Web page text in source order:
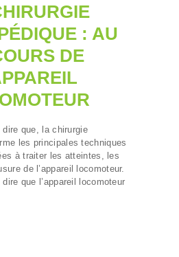
: AU
DE
dire que, la chirurgie
les principales techniques
à traiter les atteintes, les
de l’appareil locomoteur.
que l’appareil locomoteur